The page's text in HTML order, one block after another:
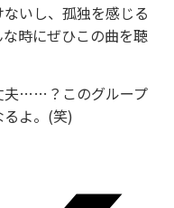
いし、孤独を感じる
時にぜひこの曲を聴
夫……？このグループ
よ。(笑)